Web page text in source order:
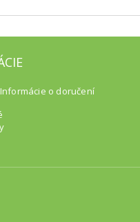
Informácie o doručení